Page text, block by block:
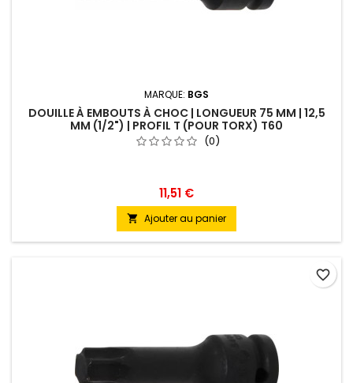
MARQUE: BGS
DOUILLE À EMBOUTS À CHOC | LONGUEUR 75 MM | 12,5
MM (1/2") | PROFIL T (POUR TORX) T60
(0)
11,51 €
 Ajouter au panier
favorite_border